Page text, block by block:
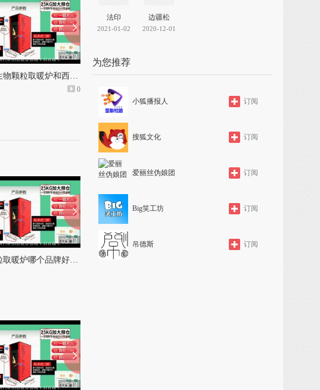
05:12
磐玺数控生物颗粒取暖炉和西安 家用生物质颗粒采暖炉
0
生物颗粒水循环取暖炉和巫溪生物颗粒取暖炉
上传: 1年前
05:12
生物质颗粒取暖炉哪个品牌好和潍坊生物质颗粒取暖炉
05:12
法印
2021-01-02
边疆松
2020-12-01
为您推荐
小狐播报人 订阅
搜狐文化 订阅
爱丽丝伪娘团 订阅
Big笑工坊 订阅
吊德斯 订阅